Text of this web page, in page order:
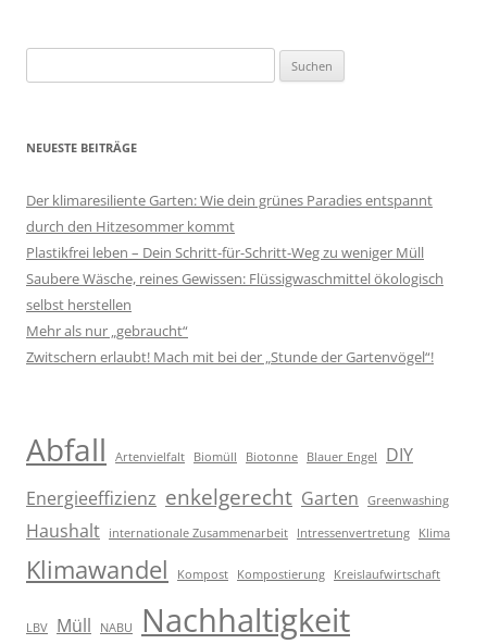
nach:
NEUESTE BEITRÄGE
Der klimaresiliente Garten: Wie dein grünes Paradies entspannt
durch den Hitzesommer kommt
Plastikfrei leben – Dein Schritt-für-Schritt-Weg zu weniger Müll
Saubere Wäsche, reines Gewissen: Flüssigwaschmittel ökologisch
selbst herstellen
Mehr als nur „gebraucht“
Zwitschern erlaubt! Mach mit bei der „Stunde der Gartenvögel“!
Abfall Artenvielfalt Biomüll Biotonne Blauer Engel
DIY
Energieeffizienz enkelgerecht Garten Greenwashing
Haushalt internationale Zusammenarbeit Intressenvertretung Klima
Klimawandel Kompost Kompostierung Kreislaufwirtschaft
LBV Müll NABU Nachhaltigkeit